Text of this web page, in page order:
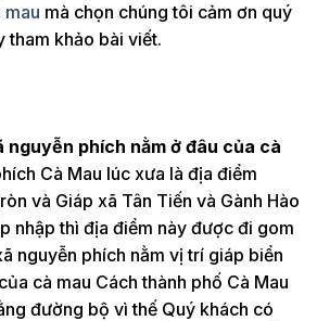
mau mà chọn chúng tôi cảm ơn quý
tham khảo bài viết.
nguyễn phích nằm ở đâu của cà
Cà Mau lúc xưa là địa điểm
và Giáp xã Tân Tiến và Gành Hào
nhập thì địa điểm này được đi gom
nguyễn phích nằm vị trí giáp biển
cà mau Cách thành phố Cà Mau
đường bộ vì thế Quý khách có